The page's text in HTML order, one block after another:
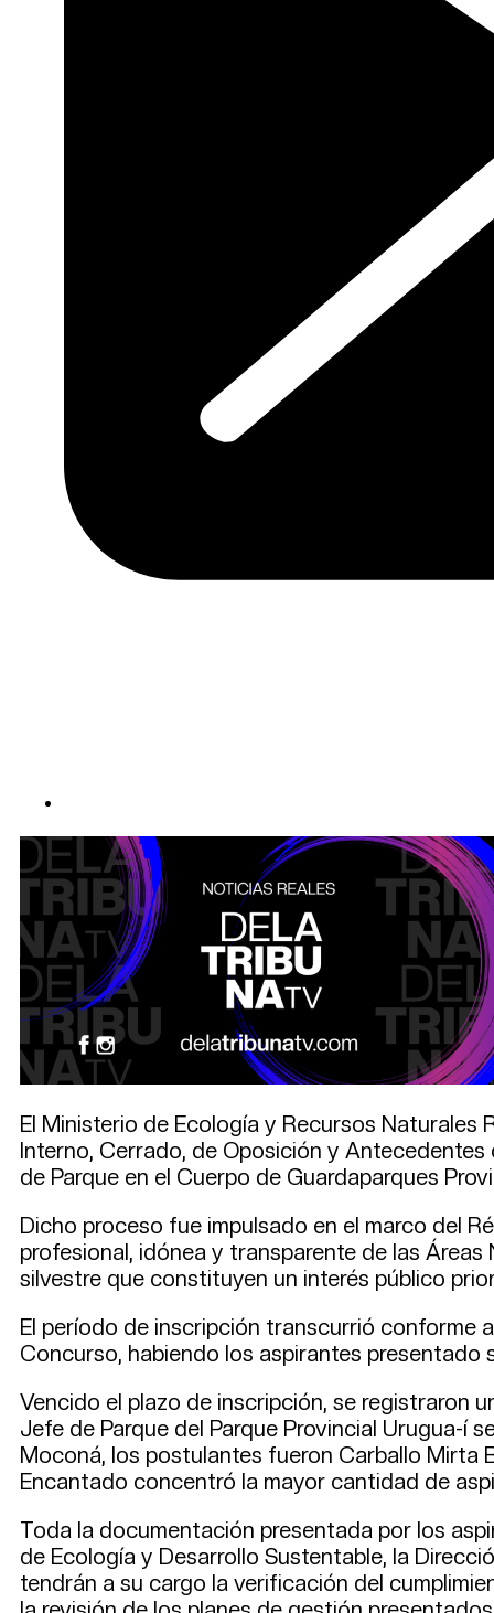
El Ministerio de Ecología y Recursos
Interno, Cerrado, de Oposición y
de Parque en el Cuerpo de Guardaparques
Dicho proceso fue impulsado en el marco del
profesional, idónea y transparente de las
silvestre que constituyen un interés público
El período de inscripción transcurrió conforme
Concurso, habiendo los aspirantes presentado
Vencido el plazo de inscripción, se registraron
Jefe de Parque del Parque Provincial Urugua-í
Moconá, los postulantes fueron Carballo Mirta
Encantado concentró la mayor cantidad de
Toda la documentación presentada por los
de Ecología y Desarrollo Sustentable, la
tendrán a su cargo la verificación del